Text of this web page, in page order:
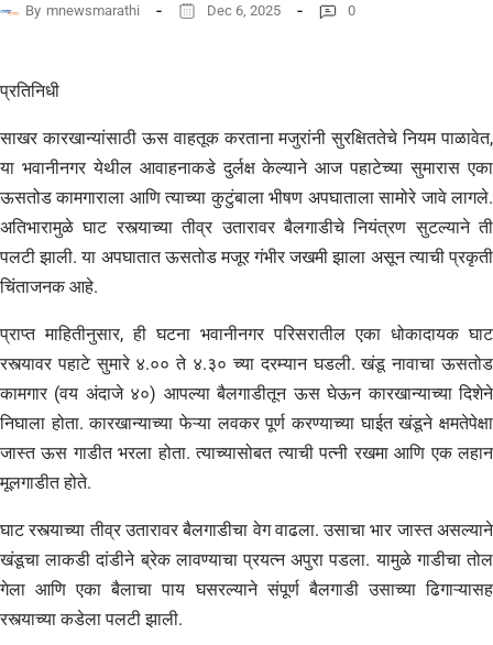
By mnewsmarathi Dec 6, 2025 0
प्रतिनिधी
​साखर कारखान्यांसाठी ऊस वाहतूक करताना मजुरांनी सुरक्षिततेचे नियम पाळावेत,
या भवानीनगर येथील आवाहनाकडे दुर्लक्ष केल्याने आज पहाटेच्या सुमारास एका
ऊसतोड कामगाराला आणि त्याच्या कुटुंबाला भीषण अपघाताला सामोरे जावे लागले.
अतिभारामुळे घाट रस्त्याच्या तीव्र उतारावर बैलगाडीचे नियंत्रण सुटल्याने ती
पलटी झाली. या अपघातात ऊसतोड मजूर गंभीर जखमी झाला असून त्याची प्रकृती
चिंताजनक आहे.
​प्राप्त माहितीनुसार, ही घटना भवानीनगर परिसरातील एका धोकादायक घाट
रस्त्यावर पहाटे सुमारे ४.०० ते ४.३० च्या दरम्यान घडली. खंडू नावाचा ऊसतोड
कामगार (वय अंदाजे ४०) आपल्या बैलगाडीतून ऊस घेऊन कारखान्याच्या दिशेने
निघाला होता. कारखान्याच्या फेऱ्या लवकर पूर्ण करण्याच्या घाईत खंडूने क्षमतेपेक्षा
जास्त ऊस गाडीत भरला होता. त्याच्यासोबत त्याची पत्नी रखमा आणि एक लहान
मूलगाडीत होते.
​घाट रस्त्याच्या तीव्र उतारावर बैलगाडीचा वेग वाढला. उसाचा भार जास्त असल्याने
खंडूचा लाकडी दांडीने ब्रेक लावण्याचा प्रयत्न अपुरा पडला. यामुळे गाडीचा तोल
गेला आणि एका बैलाचा पाय घसरल्याने संपूर्ण बैलगाडी उसाच्या ढिगाऱ्यासह
रस्त्याच्या कडेला पलटी झाली.